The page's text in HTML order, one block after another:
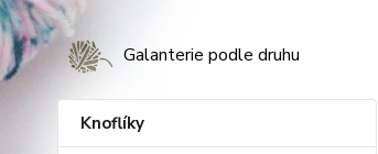
Galanterie podle druhu
Knoflíky